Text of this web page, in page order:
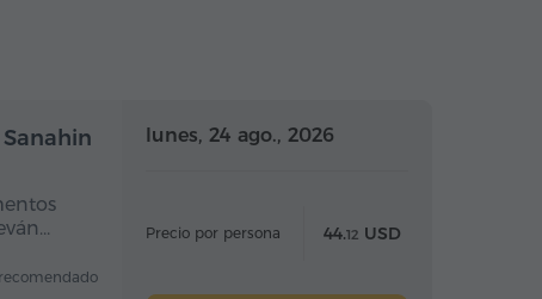
completo lunes, 24 ago., 2026
Precio por persona 44.12 USD